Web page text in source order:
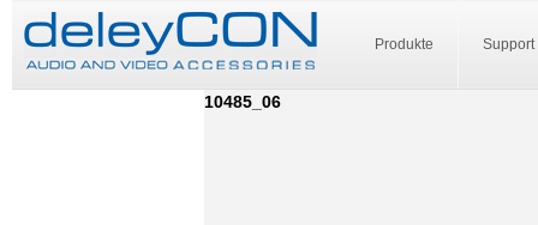
Produkte Support
10485_06